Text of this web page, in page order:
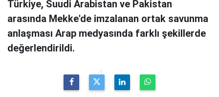
Türkiye, Suudi Arabistan ve Pakistan
arasında Mekke'de imzalanan ortak savunma
anlaşması Arap medyasında farklı şekillerde
değerlendirildi.